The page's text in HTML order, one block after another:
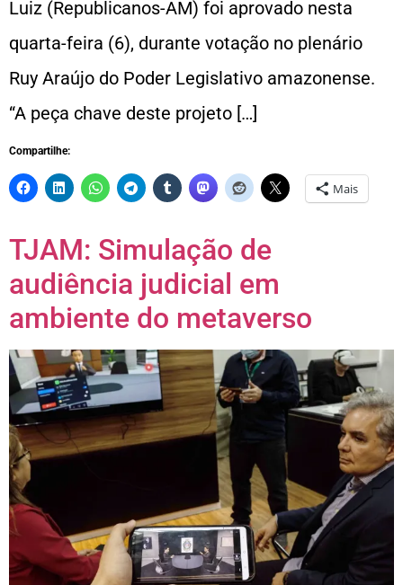
Luiz (Republicanos-AM) foi aprovado nesta
quarta-feira (6), durante votação no plenário
Ruy Araújo do Poder Legislativo amazonense.
“A peça chave deste projeto […]
Compartilhe:
Mais
TJAM: Simulação de
audiência judicial em
ambiente do metaverso